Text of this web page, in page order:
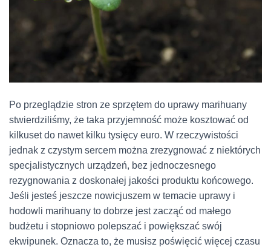
Po przeglądzie stron ze sprzętem do uprawy marihuany
stwierdziliśmy, że taka przyjemność może kosztować od
kilkuset do nawet kilku tysięcy euro. W rzeczywistości
jednak z czystym sercem można zrezygnować z niektórych
specjalistycznych urządzeń, bez jednoczesnego
rezygnowania z doskonałej jakości produktu końcowego.
Jeśli jesteś jeszcze nowicjuszem w temacie uprawy i
hodowli marihuany to dobrze jest zacząć od małego
budżetu i stopniowo polepszać i powiększać swój
ekwipunek. Oznacza to, że musisz poświęcić więcej czasu